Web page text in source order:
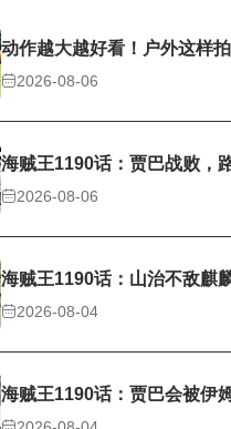
动作越大越好看！户外这样
2026-08-06
海贼王1190话：贾巴战败，
2026-08-06
海贼王1190话：山治不敌麒
2026-08-04
海贼王1190话：贾巴会被伊